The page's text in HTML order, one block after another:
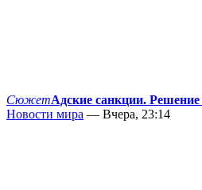
СюжетАдские санкции.
Новости мира — Вчера, 23:14